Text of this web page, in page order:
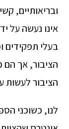
ובריאותיים,
אינו נעשה על
בעלי תפקידים
הציבור, אך הם
הציבור לעשות
לנו, כשוכני